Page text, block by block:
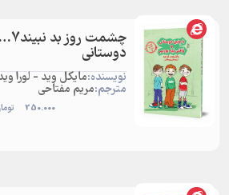
دوستانی
نویسنده:مایکل وید - لورا
مترجم:مریم مفتاحی
250.000